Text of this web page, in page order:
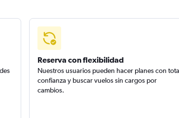
Reserva con flexibilidad
Nuestros usuarios pueden hacer planes con
confianza y buscar vuelos sin cargos por
cambios.